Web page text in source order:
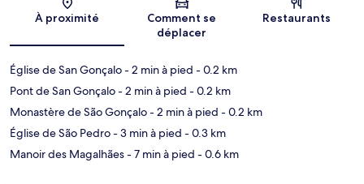
Carte
À proximité
Comment se
déplacer
Restaurants
Église de San Gonçalo- 2 min à pied - 0.2 km
Pont de San Gonçalo- 2 min à pied - 0.2 km
Monastère de São Gonçalo- 2 min à pied - 0.2 km
Église de São Pedro- 3 min à pied - 0.3 km
Manoir des Magalhães- 7 min à pied - 0.6 km